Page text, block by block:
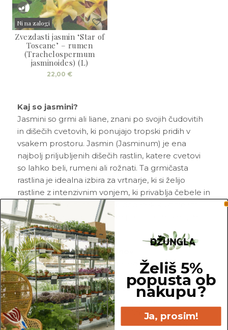
Ni na zalogi
Sold
Zvezdasti jasmin ‘Star of
Toscane’ – rumen
(Trachelospermum
jasminoides) (L)
22,00 €
Kaj so jasmini?
Jasmini so grmi ali liane, znani po svojih čudovitih
in dišečih cvetovih, ki ponujajo tropski pridih v
vsakem prostoru. Jasmin (Jasminum) je ena
najbolj priljubljenih dišečih rastlin, katere cvetovi
so lahko beli, rumeni ali rožnati. Ta grmičasta
rastlina je idealna izbira za vrtnarje, ki si želijo
rastline z intenzivnim vonjem, ki privablja čebele in
metulje. Jasmini so odličen dodatek k vrtninam,
balkonom ali tudi notranjim prostorom, kjer jim
prija veliko svetlobe.
Značilnosti in nega jasminov
Jasmini potrebujejo sončne lege, kjer lahko
prejemajo vsaj 6 ur svetlobe na dan. Rastejo
najbolje v rahlih, dobro odcednih tleh. V hladnejših
mesecih so jasmini še posebej občutljivi na mraz,
zato je pomembno, da jih zaščitimo pred nizkimi
temperaturami. Zalivaj jih redno, vendar pazi, da
Želiš 5%
popusta ob
nakupu?
Ja, prosim!